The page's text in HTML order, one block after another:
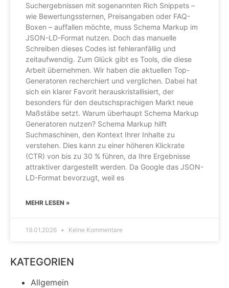
Suchergebnissen mit sogenannten Rich Snippets –
wie Bewertungssternen, Preisangaben oder FAQ-
Boxen – auffallen möchte, muss Schema Markup im
JSON-LD-Format nutzen. Doch das manuelle
Schreiben dieses Codes ist fehleranfällig und
zeitaufwendig. Zum Glück gibt es Tools, die diese
Arbeit übernehmen. Wir haben die aktuellen Top-
Generatoren recherchiert und verglichen. Dabei hat
sich ein klarer Favorit herauskristallisiert, der
besonders für den deutschsprachigen Markt neue
Maßstäbe setzt. Warum überhaupt Schema Markup
Generatoren nutzen? Schema Markup hilft
Suchmaschinen, den Kontext Ihrer Inhalte zu
verstehen. Dies kann zu einer höheren Klickrate
(CTR) von bis zu 30 % führen, da Ihre Ergebnisse
attraktiver dargestellt werden. Da Google das JSON-
LD-Format bevorzugt, weil es
MEHR LESEN »
19.01.2026 Keine Kommentare
KATEGORIEN
Allgemein